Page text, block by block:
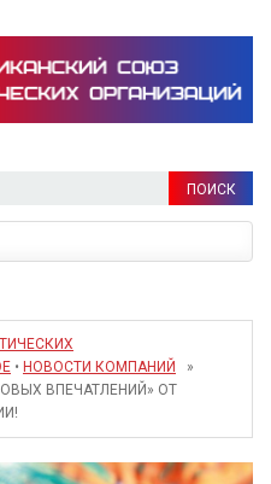
navigation
• НОВОСТИ КОМПАНИЙ
»
ВПЕЧАТЛЕНИЙ» ОТ